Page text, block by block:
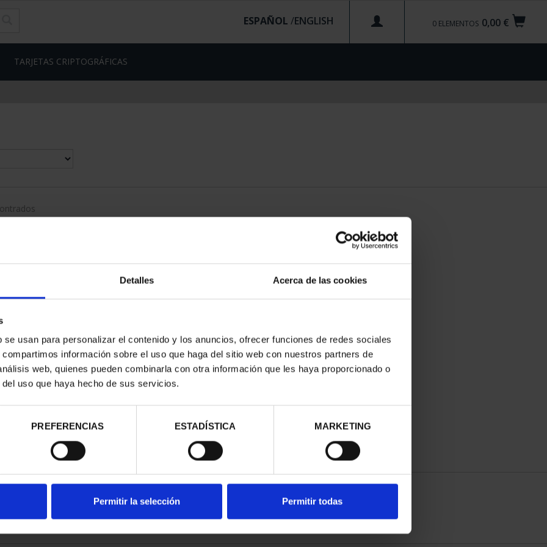
Detalles Acerca de las cookies
usan para personalizar el contenido y los anuncios, ofrecer funciones de redes sociales
información sobre el uso que haga del sitio web con nuestros partners de
web, quienes pueden combinarla con otra información que les haya proporcionado o
uso que haya hecho de sus servicios.
PREFERENCIAS ESTADÍSTICA MARKETING
Permitir la selección Permitir todas
0,00 €
0 ELEMENTOS
ESPAÑOL /
TARJETAS CRIPTOGRÁFICAS
DE
COLE...